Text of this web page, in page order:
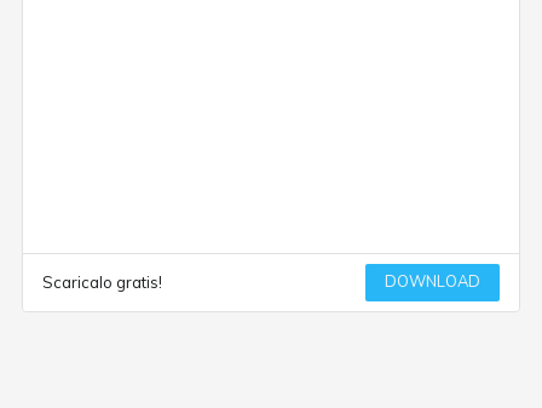
Scaricalo gratis! DOWNLOAD